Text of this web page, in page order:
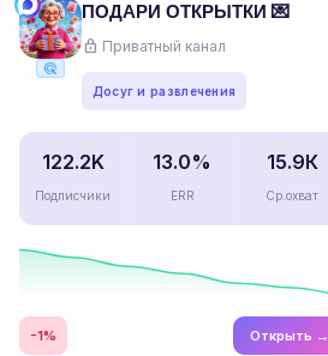
ads_click
ПОДАРИ ОТКРЫТКИ 💌
lock Приватный канал
Досуг и развлечения
122.2K
Подписчики
13.0%
ERR
15.9К
Ср.охват
-1% Открыть →